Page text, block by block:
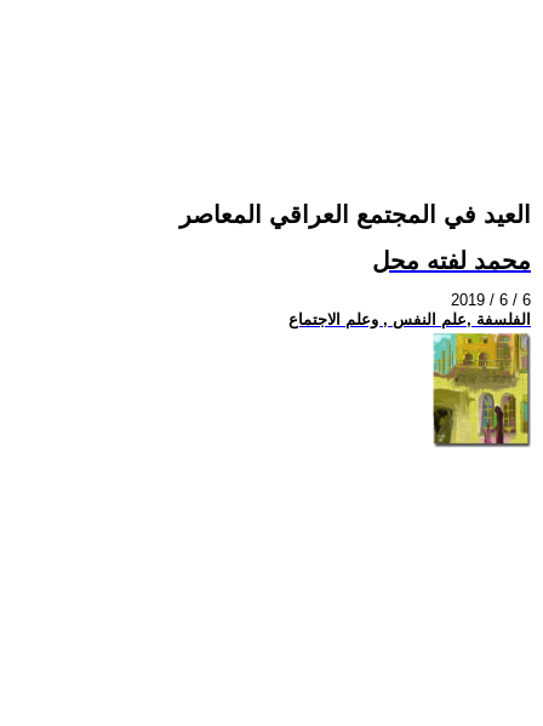
العيد في المجتمع العراقي المعاصر
محمد لفته محل
2019 / 6 / 6
الفلسفة ,علم النفس , وعلم الاجتماع